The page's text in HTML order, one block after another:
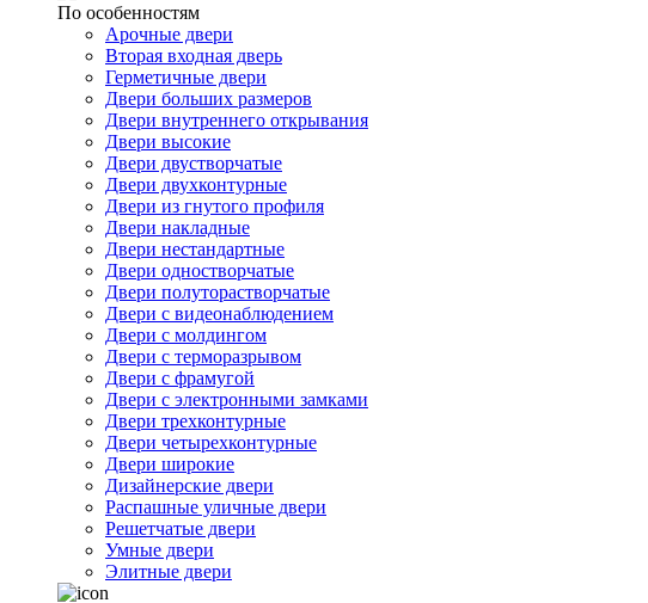
По особенностям
Арочные двери
Вторая входная дверь
Герметичные двери
Двери больших размеров
Двери внутреннего открывания
Двери высокие
Двери двустворчатые
Двери двухконтурные
Двери из гнутого профиля
Двери накладные
Двери нестандартные
Двери одностворчатые
Двери полуторастворчатые
Двери с видеонаблюдением
Двери с молдингом
Двери с терморазрывом
Двери с фрамугой
Двери с электронными замками
Двери трехконтурные
Двери четырехконтурные
Двери широкие
Дизайнерские двери
Распашные уличные двери
Решетчатые двери
Умные двери
Элитные двери